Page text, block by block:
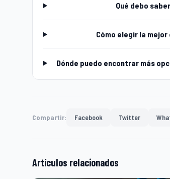
Qué debo
Cómo elegir la
Dónde puedo encontrar más
Compartir: Facebook Twitter
Artículos relacionados